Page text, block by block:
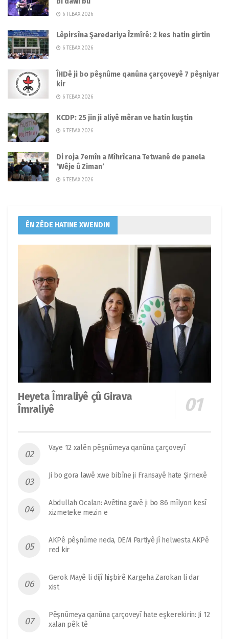
6 TEBAX 2026
Lêpirsîna Şaredariya Îzmîrê: 2 kes hatin girtin
6 TEBAX 2026
ÎHDê ji bo pêşnûme qanûna çarçoveyê 7 pêşniyar
kir
6 TEBAX 2026
KCDP: 25 jin ji aliyê mêran ve hatin kuştin
6 TEBAX 2026
Di roja 7emîn a Mîhrîcana Tetwanê de panela
‘Wêje û Ziman’
6 TEBAX 2026
ÊN ZÊDE HATINE XWENDIN
Heyeta Îmraliyê çû Girava
Îmraliyê
Vaye 12 xalên pêşnûmeya qanûna çarçoveyî
Ji bo gora lawê xwe bibîne ji Fransayê hate Şirnexê
Abdullah Ocalan: Avêtina gavê ji bo 86 mîlyon kesî
xizmeteke mezin e
AKPê pêşnûme neda, DEM Partiyê jî helwesta AKPê
red kir
Gerok Mayê li dijî hişbirê Kargeha Zarokan li dar
xist
Pêşnûmeya qanûna çarçoveyî hate eşkerekirin: Ji 12
xalan pêk tê